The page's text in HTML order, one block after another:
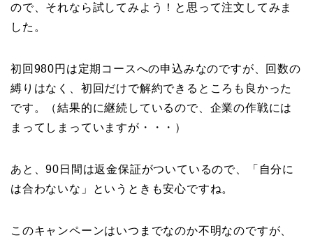
ので、それなら試してみよう！と思って注文してみま
した。
初回980円は定期コースへの申込みなのですが、 回数の
縛りはなく、初回だけで解約できる ところも良かった
です。（結果的に継続しているので、企業の作戦には
まってしまっていますが・・・）
あと、90日間は返金保証がついているので、「自分に
は合わないな」というときも安心ですね。
このキャンペーンはいつまでなのか不明なのですが、